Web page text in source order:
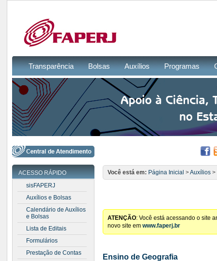
Transparência Bolsas Auxílios Programas
ACESSO RÁPIDO
sisFAPERJ
Auxílios e Bolsas
Calendário de Auxílios
e Bolsas
Lista de Editais
Formulários
Prestação de Contas
Você está em: Página Inicial >Auxílios >
ATENÇÃO: Você está acessando o site
novo site em www.faperj.br
Ensino de Geografia